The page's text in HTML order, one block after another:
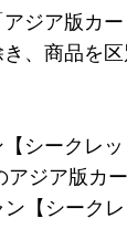
ジア版カ
、商品を
シークレ
アジア版カ
【シーク